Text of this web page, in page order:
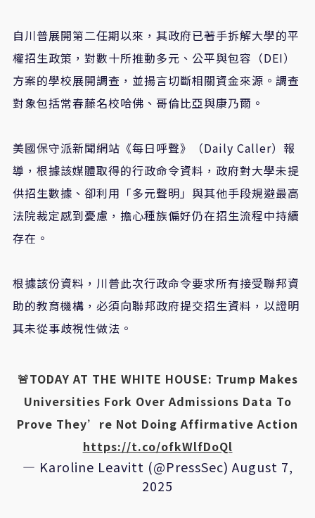
自川普展開第二任期以來，其政府已著手拆解大學的平
權招生政策，對數十所推動多元、公平與包容（DEI）
方案的學校展開調查，並揚言切斷相關資金來源。 調查
對象包括常春藤名校哈佛、哥倫比亞與康乃爾。
美國保守派新聞網站《每日呼聲》（Daily Caller）報
導，根據該媒體取得的行政命令資料，政府對大學未提
供招生數據、卻利用「多元聲明」與其他手段規避最高
法院裁定感到憂慮，擔心種族偏好仍在招生流程中持續
存在。
根據該份資料，川普此次行政命令要求所有接受聯邦資
助的教育機構，必須向聯邦政府提交招生資料，以證明
其未從事歧視性做法。
🚨TODAY AT THE WHITE HOUSE: Trump Makes
Universities Fork Over Admissions Data To
Prove They’re Not Doing Affirmative Action
https://t.co/ofkWlfDoQl
— Karoline Leavitt (@PressSec) August 7,
2025